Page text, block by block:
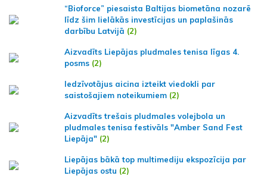
“Bioforce” piesaista Baltijas biometāna nozarē
līdz šim lielākās investīcijas un paplašinās
darbību Latvijā (2)
Aizvadīts Liepājas pludmales tenisa līgas 4.
posms (2)
Iedzīvotājus aicina izteikt viedokli par
saistošajiem noteikumiem (2)
Aizvadīts trešais pludmales volejbola un
pludmales tenisa festivāls "Amber Sand Fest
Liepāja" (2)
Liepājas bākā top multimediju ekspozīcija par
Liepājas ostu (2)